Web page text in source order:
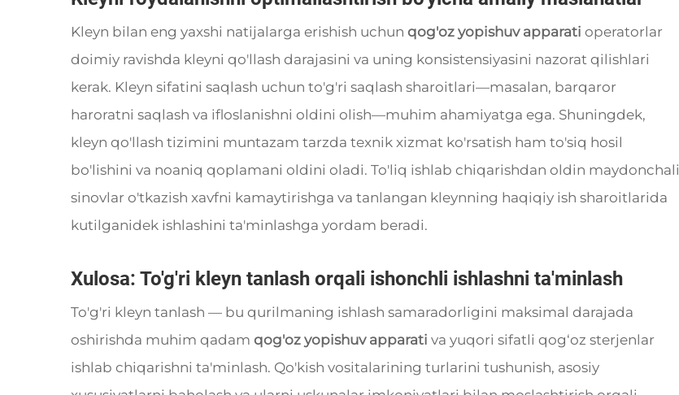
Kleyn bilan eng yaxshi natijalarga erishish uchun qog'oz yopishuv apparati operatorlar
doimiy ravishda kleyni qo'llash darajasini va uning konsistensiyasini nazorat qilishlari
kerak. Kleyn sifatini saqlash uchun to'g'ri saqlash sharoitlari—masalan, barqaror
haroratni saqlash va ifloslanishni oldini olish—muhim ahamiyatga ega. Shuningdek,
kleyn qo'llash tizimini muntazam tarzda texnik xizmat ko'rsatish ham to'siq hosil
bo'lishini va noaniq qoplamani oldini oladi. To'liq ishlab chiqarishdan oldin maydonchali
sinovlar o'tkazish xavfni kamaytirishga va tanlangan kleynning haqiqiy ish sharoitlarida
kutilganidek ishlashini ta'minlashga yordam beradi.
Xulosa: To'g'ri kleyn tanlash orqali ishonchli ishlashni ta'minlash
To'g'ri kleyn tanlash — bu qurilmaning ishlash samaradorligini maksimal darajada
oshirishda muhim qadam qog'oz yopishuv apparati va yuqori sifatli qog‘oz sterjenlar
ishlab chiqarishni ta'minlash. Qo'kish vositalarining turlarini tushunish, asosiy